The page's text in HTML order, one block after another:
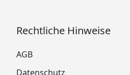
Rechtliche Hinweise
AGB
Datenschutz